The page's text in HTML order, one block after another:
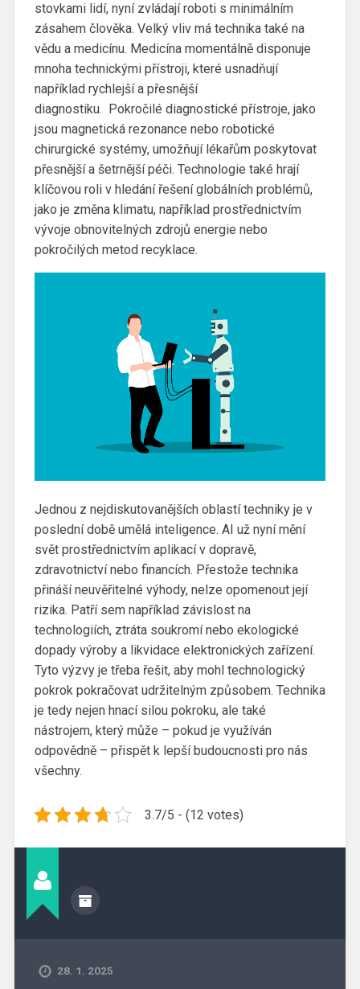
stovkami lidí, nyní zvládají roboti s minimálním
zásahem člověka. Velký vliv má technika také na
vědu a medicínu. Medicína momentálně disponuje
mnoha technickými přístroji, které usnadňují
například rychlejší a přesnější
diagnostiku. Pokročilé diagnostické přístroje, jako
jsou magnetická rezonance nebo robotické
chirurgické systémy, umožňují lékařům poskytovat
přesnější a šetrnější péči. Technologie také hrají
klíčovou roli v hledání řešení globálních problémů,
jako je změna klimatu, například prostřednictvím
vývoje obnovitelných zdrojů energie nebo
pokročilých metod recyklace.
Jednou z nejdiskutovanějších oblastí techniky je v
poslední době umělá inteligence. AI už nyní mění
svět prostřednictvím aplikací v dopravě,
zdravotnictví nebo financích. Přestože technika
přináší neuvěřitelné výhody, nelze opomenout její
rizika. Patří sem například závislost na
technologiích, ztráta soukromí nebo ekologické
dopady výroby a likvidace elektronických zařízení.
Tyto výzvy je třeba řešit, aby mohl technologický
pokrok pokračovat udržitelným způsobem. Technika
je tedy nejen hnací silou pokroku, ale také
nástrojem, který může – pokud je využíván
odpovědně – přispět k lepší budoucnosti pro nás
všechny.
3.7/5 - (12 votes)
28. 1. 2025